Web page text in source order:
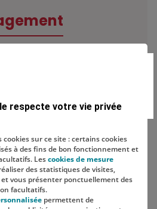
respecte votre vie privée
cookies sur ce site : certains cookies
à des fins de bon fonctionnement et
Lescookies de mesure
des statistiques de visites,
vous présenter ponctuellement des
facultatifs.
permettent de